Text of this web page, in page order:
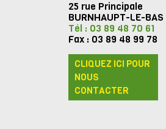
25 rue Principale
BURNHAUPT-LE-BAS
Tél : 03 89 48 70 61
Fax : 03 89 48 99 78
CLIQUEZ ICI POUR
NOUS
CONTACTER